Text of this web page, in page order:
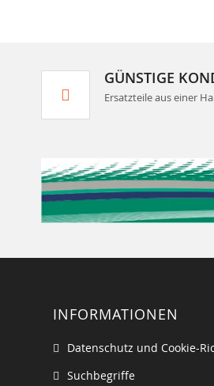
GÜNSTIGE
Ersatzteile aus einer
INFORMATIONEN
Datenschutz und Cookie-
Suchbegriffe